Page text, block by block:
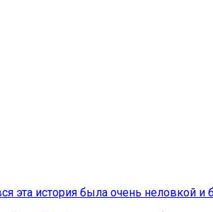
эта история была очень неловкой и